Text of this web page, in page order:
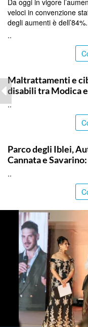
veloci in convenzione
degli aumenti è dell’84%.
..
Maltrattamenti e
disabili tra Modica
..
Parco degli Iblei,
Cannata e
..